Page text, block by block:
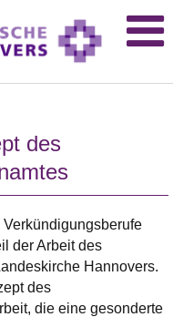
des
der Arbeit des
Hannovers.
des
die eine gesonderte